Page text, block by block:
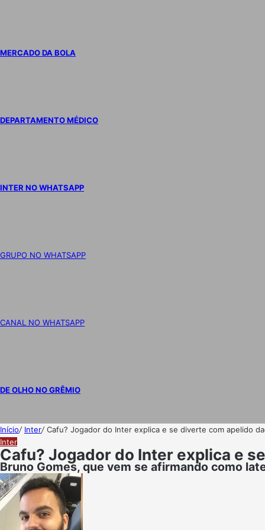
MERCADO DA BOLA
DEPARTAMENTO MÉDICO
INTER NO WHATSAPP
GRUPO NO WHATSAPP
CANAL NO WHATSAPP
DE OLHO NO GRÊMIO
Início/ Inter/Cafu? Jogador do Inter explica e se diverte com apelido
Inter
Cafu? Jogador do Inter explica e
Bruno Gomes, que vem se afirmando como